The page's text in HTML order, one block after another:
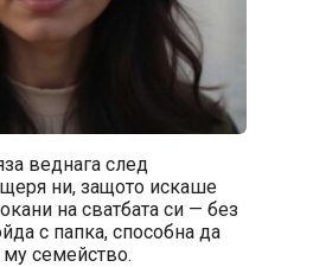
веднага след
ни, защото искаше
на сватбата си — без
с папка, способна да
семейство.